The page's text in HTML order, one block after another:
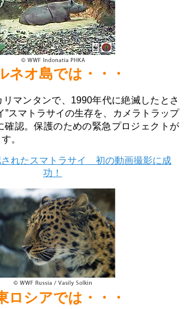
ネオ島では・・・
マンタンで、1990年代に絶滅したとさ
”スマトラサイの生存を、カメラトラップ
確認。保護のための緊急プロジェクトが
。
されたスマトラサイ 初の動画撮影に成
功！
ロシアでは・・・